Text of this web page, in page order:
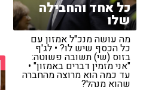
כל אחד והחבילה
שלו
מה עושה מנכ"ל אמזון עם
כל הכסף שיש לו? • לג'ף
בזוס (שי) תשובה פשוטה:
"אני מזמין דברים באמזון" •
עד כמה הוא מרוצה מהחברה
שהוא מנהל?